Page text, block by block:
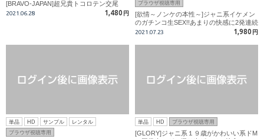
[BRAVO-JAPAN]超兄貴トコロテン交尾
2021.06.28 1,480 円
ブラウザ視聴専用
[欲情～ノンケの本性～]ジャニ系イケメン
のガチンコ生SEX!!あまりの快感に2発連続
射精!!
2021.07.23 1,980 円
単品 HD サンプル
レンタル
ブラウザ視聴専用
単品 HD ブラウザ視聴専用
[GLORY]ジャニ系１９歳がかわいい系ドM